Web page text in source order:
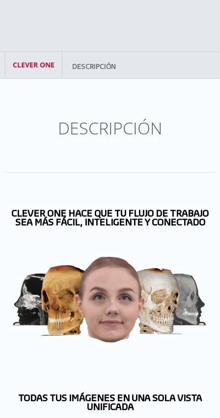
CLEVER ONE DESCRIPCIÓN
DESCRIPCIÓN
CLEVER ONE HACE QUE TU FLUJO DE TRABAJO
SEA MÁS FÁCIL, INTELIGENTE Y CONECTADO
TODAS TUS IMÁGENES EN UNA SOLA VISTA
UNIFICADA